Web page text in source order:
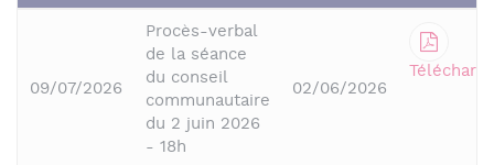
09/07/2026
Procès-verbal
de la séance
du conseil
communautaire
du 2 juin 2026
- 18h
02/06/2026